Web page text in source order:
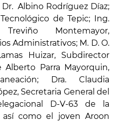
Dr. Albino Rodríguez Díaz;
de Tepic; Ing.
Montemayor,
Administrativos; M. D. O.
Huizar, Subdirector
Alberto Parra Mayorquin,
Dra. Claudia
Secretaria General del
D-V-63 de la
así como el joven Aroon